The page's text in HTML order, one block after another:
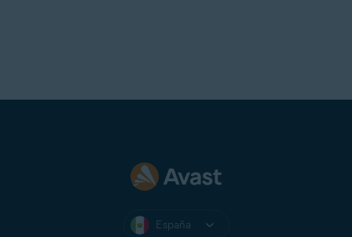
España